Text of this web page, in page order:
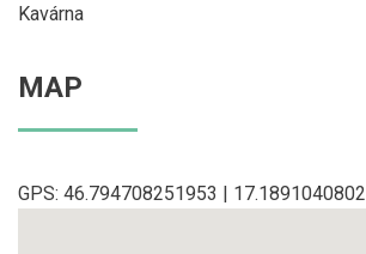
Kavárna
MAP
GPS: 46.794708251953 | 17.1891040802